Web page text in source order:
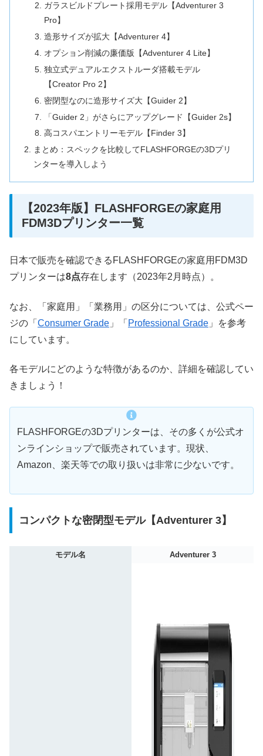
ガラスビルドプレート採用モデル【Adventurer 3
Pro】
造形サイズが拡大【Adventurer 4】
オプション削減の廉価版【Adventurer 4 Lite】
独立式デュアルエクストルーダ搭載モデル
【Creator Pro 2】
密閉型なのに造形サイズ大【Guider 2】
「Guider 2」がさらにアップグレード【Guider 2s】
高コスパエントリーモデル【Finder 3】
まとめ：スペックを比較してFLASHFORGEの3Dプリ
ンターを導入しよう
【2023年版】FLASHFORGEの家庭用
FDM3Dプリンター一覧
日本で販売を確認できるFLASHFORGEの家庭用FDM3D
プリンターは8点存在します（2023年2月時点）。
なお、「家庭用」「業務用」の区分については、公式ペー
ジの「 Consumer Grade 」「 Professional Grade 」を参考
にしています。
各モデルにどのような特徴があるのか、詳細を確認してい
きましょう！
FLASHFORGEの3Dプリンターは、その多くが公式オ
ンラインショップで販売されています。現状、
Amazon、楽天等での取り扱いは非常に少ないです。
コンパクトな密閉型モデル【Adventurer 3】
モデル名 Adventurer 3